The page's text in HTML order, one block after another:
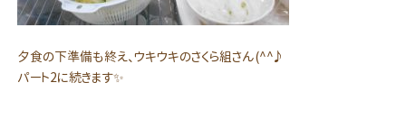
夕食の下準備も終え、ウキウキのさくら組さん(^^♪
パート2に続きます✨